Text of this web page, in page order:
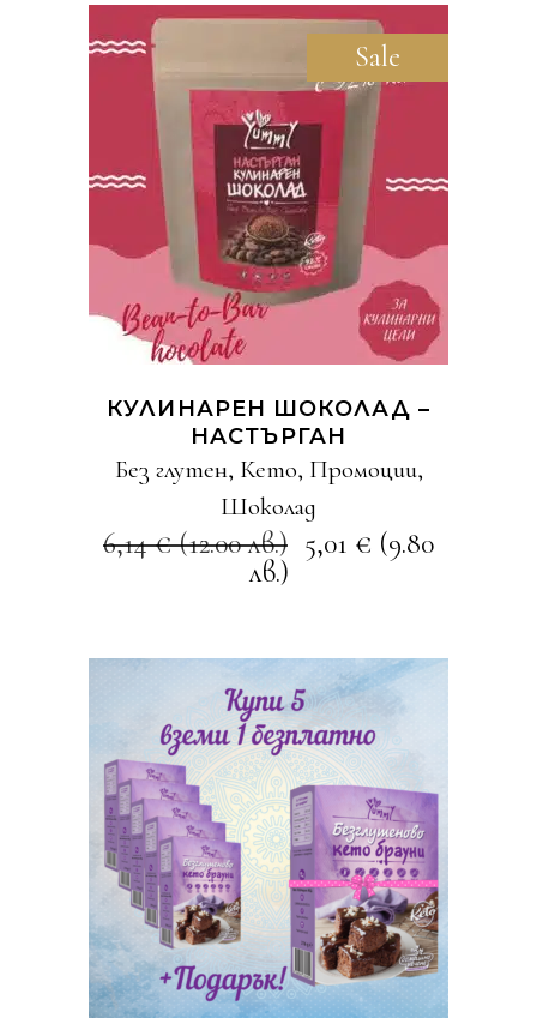
Sale
КУПИ
КУЛИНАРЕН ШОКОЛАД –
НАСТЪРГАН
Без глутен, Кето, Промоции,
Шоколад
6,14€ (12.00 лв.) 5,01 € (9.80
лв.)
КУПИ